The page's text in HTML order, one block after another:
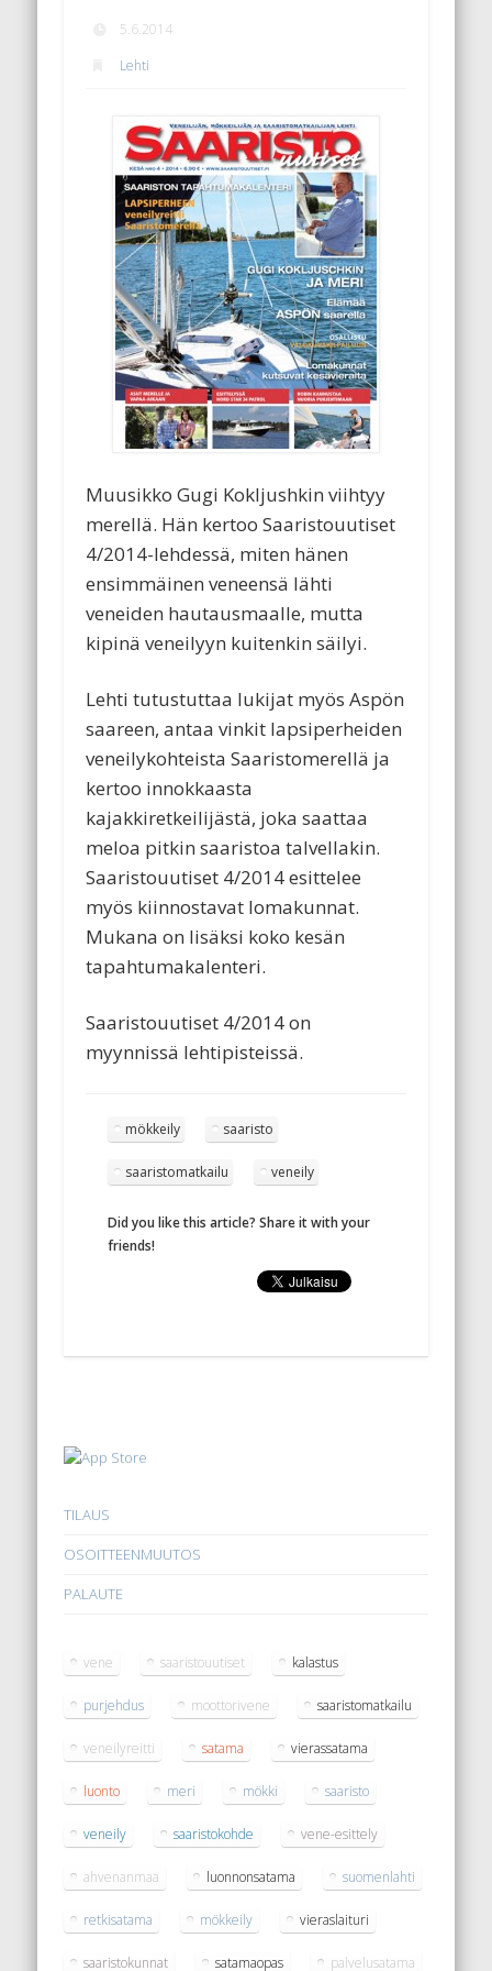
5.6.2014
Lehti
Muusikko Gugi Kokljushkin viihtyy
merellä. Hän kertoo Saaristouutiset
4/2014-lehdessä, miten hänen
ensimmäinen veneensä lähti
veneiden hautausmaalle, mutta
kipinä veneilyyn kuitenkin säilyi.
Lehti tutustuttaa lukijat myös Aspön
saareen, antaa vinkit lapsiperheiden
veneilykohteista Saaristomerellä ja
kertoo innokkaasta
kajakkiretkeilijästä, joka saattaa
meloa pitkin saaristoa talvellakin.
Saaristouutiset 4/2014 esittelee
myös kiinnostavat lomakunnat.
Mukana on lisäksi koko kesän
tapahtumakalenteri.
Saaristouutiset 4/2014 on
myynnissä lehtipisteissä.
mökkeily saaristo
saaristomatkailu veneily
Did you like this article? Share it with your
friends!
TILAUS
OSOITTEENMUUTOS
PALAUTE
vene saaristouutiset kalastus
purjehdus moottorivene saaristomatkailu
veneilyreitti satama vierassatama
luonto meri mökki saaristo
veneily saaristokohde vene-esittely
ahvenanmaa luonnonsatama suomenlahti
retkisatama mökkeily vieraslaituri
saaristokunnat satamaopas palvelusatama